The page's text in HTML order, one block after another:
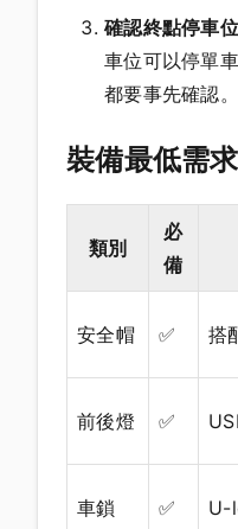
確認終點停車
車位可以停單
都要事先確認。
裝備最低需
類別
必
備
安全帽 ✅ 搭
前後燈 ✅
車鎖 ✅ U-